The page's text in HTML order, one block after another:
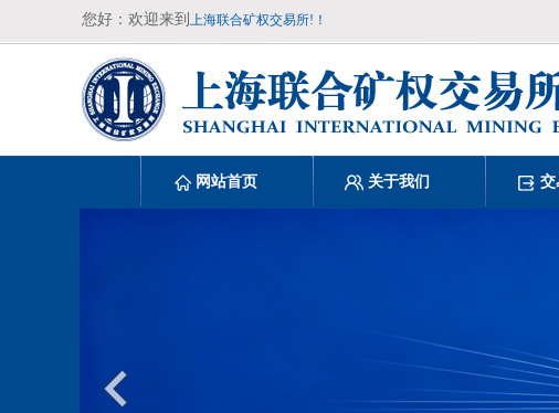
您好：欢迎来到 上海联合矿权交易所!！
网站首页 关于我们 交